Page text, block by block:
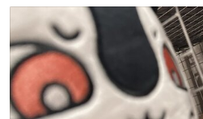
ト
数
数